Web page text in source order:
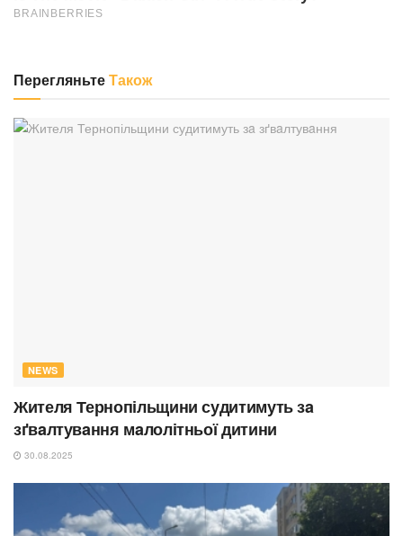
ПерегляньтеТакож
NEWS
Жителя Тернопільщини судитимуть зa
зґвaлтувaння мaлолітньої дитини
30.08.2025